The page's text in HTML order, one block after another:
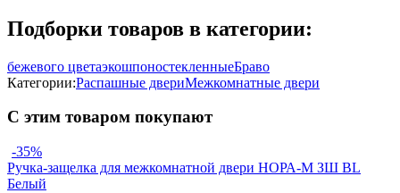
Подборки товаров в категории:
бежевого цветаэкошпоностекленныеБраво
Категории:Распашные двериМежкомнатные двери
С этим товаром покупают
-35%
Ручка-защелка для межкомнатной двери НОРА-М ЗШ BL
Белый